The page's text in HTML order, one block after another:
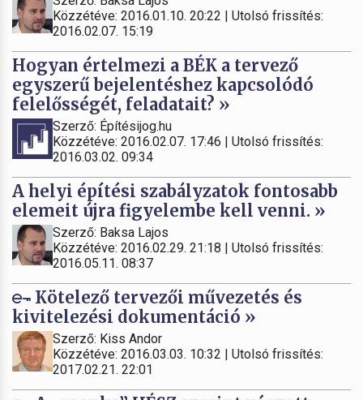
Közzétéve: 2016.01.10. 20:22 | Utolsó frissítés:
2016.02.07. 15:19
Hogyan értelmezi a BÉK a tervező
egyszerű bejelentéshez kapcsolódó
felelősségét, feladatait? »
Szerző: Építésijog.hu
Közzétéve: 2016.02.07. 17:46 | Utolsó frissítés:
2016.03.02. 09:34
A helyi építési szabályzatok fontosabb
elemeit újra figyelembe kell venni. »
Szerző: Baksa Lajos
Közzétéve: 2016.02.29. 21:18 | Utolsó frissítés:
2016.05.11. 08:37
Kötelező tervezői művezetés és
kivitelezési dokumentáció »
Szerző: Kiss Andor
Közzétéve: 2016.03.03. 10:32 | Utolsó frissítés:
2017.02.21. 22:01